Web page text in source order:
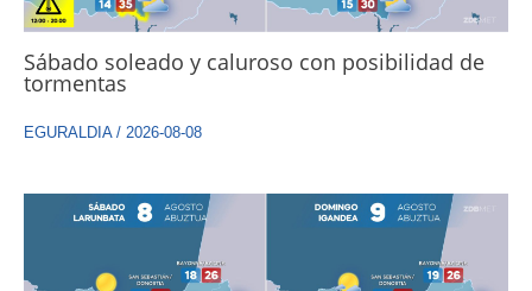
Sábado soleado y caluroso con posibilidad de
tormentas
EGURALDIA/ 2026-08-08